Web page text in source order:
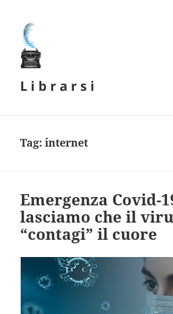
L i b r a r s i
Tag:internet
Emergenza Covid-
lasciamo che il
“contagi” il cuore